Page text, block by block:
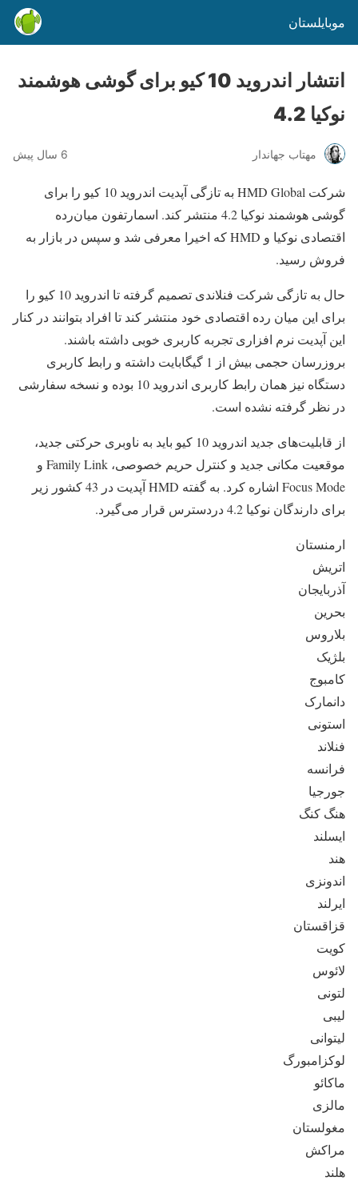
موبایلستان
انتشار اندروید 10 کیو برای گوشی هوشمند
نوکیا 4.2
مهتاب جهاندار 6 سال پیش
شرکت HMD Global به تازگی آپدیت اندروید 10 کیو را برای
گوشی هوشمند نوکیا 4.2 منتشر کند. اسمارتفون میان‌رده
اقتصادی نوکیا و HMD که اخیرا معرفی شد و سپس در بازار به
فروش رسید.
حال به تازگی شرکت فنلاندی تصمیم گرفته تا اندروید 10 کیو را
برای این میان رده اقتصادی خود منتشر کند تا افراد بتوانند در کنار
این آپدیت نرم افزاری تجربه کاربری خوبی داشته باشند.
بروزرسان حجمی بیش از 1 گیگابایت داشته و رابط کاربری
دستگاه نیز همان رابط کاربری اندروید 10 بوده و نسخه سفارشی
در نظر گرفته نشده است.
از قابلیت‌های جدید اندروید 10 کیو باید به ناوبری حرکتی جدید،
موقعیت مکانی جدید و کنترل حریم خصوصی، Family Link و
Focus Mode اشاره کرد. به گفته HMD آپدیت در 43 کشور زیر
برای دارندگان نوکیا 4.2 دردسترس قرار می‌گیرد.
ارمنستان
اتریش
آذربایجان
بحرین
بلاروس
بلژیک
کامبوج
دانمارک
استونی
فنلاند
فرانسه
جورجیا
هنگ کنگ
ایسلند
هند
اندونزی
ایرلند
قزاقستان
کویت
لائوس
لتونی
لیبی
لیتوانی
لوکزامبورگ
ماکائو
مالزی
مغولستان
مراکش
هلند